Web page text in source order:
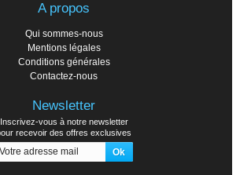
A propos
Qui sommes-nous
Mentions légales
Conditions générales
Contactez-nous
Newsletter
Inscrivez-vous à notre newsletter
recevoir des offres exclusives